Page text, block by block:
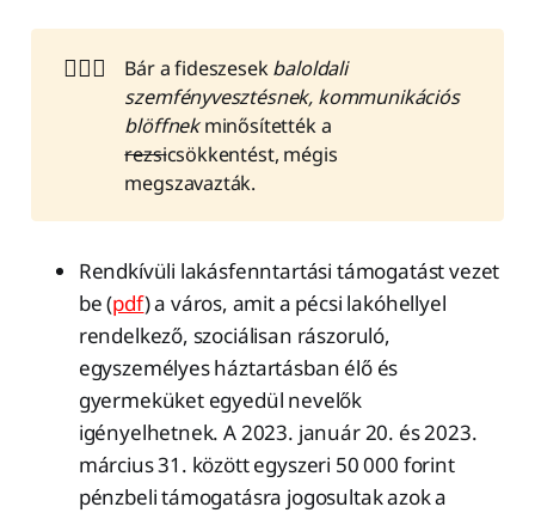
🤷🏻‍♂️ Bár a fideszesekbaloldali
szemfényvesztésnek, kommunikációs
blöffnekminősítették a
rezsicsökkentést, mégis
megszavazták.
Rendkívüli lakásfenntartási támogatást vezet
be (pdf) a város, amit a pécsi lakóhellyel
rendelkező, szociálisan rászoruló,
egyszemélyes háztartásban élő és
gyermeküket egyedül nevelők
igényelhetnek. A 2023. január 20. és 2023.
március 31. között egyszeri 50 000 forint
pénzbeli támogatásra jogosultak azok a